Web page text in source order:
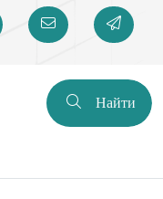
Найти